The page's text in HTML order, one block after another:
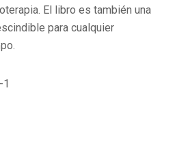
El libro es también una
para cualquier